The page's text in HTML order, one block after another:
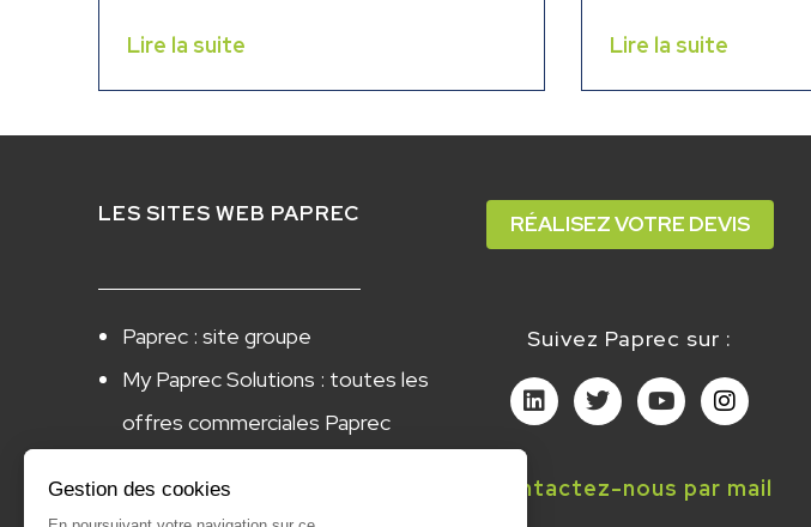
Lire la suite Lire la suite
LES SITES WEB PAPREC
Paprec : site groupe
My Paprec Solutions : toutes les
offres commerciales Paprec
RÉALISEZ VOTRE DEVIS
Suivez Paprec sur :
Contactez-nous par mail
Gestion des cookies